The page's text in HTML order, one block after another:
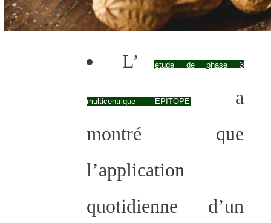
L’ étude de phase 3
multicentrique EPITOPE
a
montré que
l’application
quotidienne d’un